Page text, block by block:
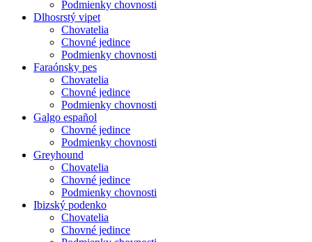
Podmienky chovnosti
Dlhosrstý vipet
Chovatelia
Chovné jedince
Podmienky chovnosti
Faraónsky pes
Chovatelia
Chovné jedince
Podmienky chovnosti
Galgo español
Chovné jedince
Podmienky chovnosti
Greyhound
Chovatelia
Chovné jedince
Podmienky chovnosti
Ibizský podenko
Chovatelia
Chovné jedince